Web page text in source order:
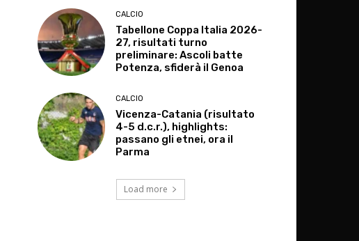
CALCIO
Tabellone Coppa Italia 2026-
27, risultati turno
preliminare: Ascoli batte
Potenza, sfiderà il Genoa
CALCIO
Vicenza-Catania (risultato
4-5 d.c.r.), highlights:
passano gli etnei, ora il
Parma
Load more